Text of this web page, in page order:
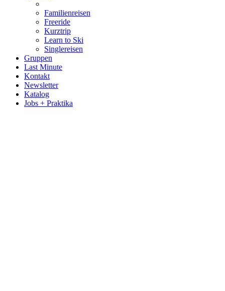
Familienreisen
Freeride
Kurztrip
Learn to Ski
Singlereisen
Gruppen
Last Minute
Kontakt
Newsletter
Katalog
Jobs + Praktika